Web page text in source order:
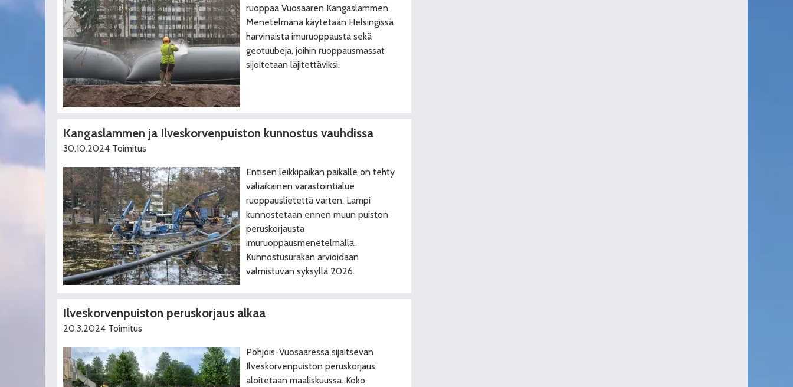
ruoppaa Vuosaaren Kangaslammen.
Menetelmänä käytetään Helsingissä
harvinaista imuruoppausta sekä
geotuubeja, joihin ruoppausmassat
sijoitetaan läjitettäviksi.
Kangaslammen ja Ilveskorvenpuiston kunnostus vauhdissa
30.10.2024 Toimitus
Entisen leikkipaikan paikalle on tehty
väliaikainen varastointialue
ruoppauslietettä varten. Lampi
kunnostetaan ennen muun puiston
peruskorjausta
imuruoppausmenetelmällä.
Kunnostusurakan arvioidaan
valmistuvan syksyllä 2026.
Ilveskorvenpuiston peruskorjaus alkaa
20.3.2024 Toimitus
Pohjois-Vuosaaressa sijaitsevan
Ilveskorvenpuiston peruskorjaus
aloitetaan maaliskuussa. Koko